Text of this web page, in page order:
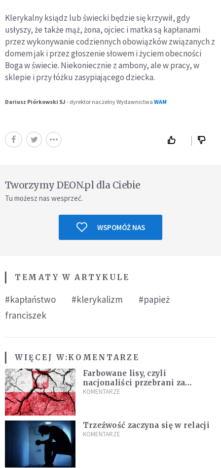
Klerykalny ksiądz lub świecki będzie się krzywił, gdy
usłyszy, że także mąż, żona, ojciec i matka są kapłanami
przez wykonywanie codziennych obowiązków związanych z
domem jak i przez głoszenie słowem i życiem obecności
Boga w świecie. Niekoniecznie z ambony, ale w pracy, w
sklepie i przy łóżku zasypiającego dziecka.
Dariusz Piórkowski SJ - dyrektor naczelny Wydawnictwa WAM
Tworzymy DEON.pl dla Ciebie
Tu możesz nas wesprzeć.
WSPOMÓŻ NAS
TEMATY W ARTYKULE
#kapłaństwo #klerykalizm
#papież
franciszek
WIĘCEJ W:KOMENTARZE
Farbowane lisy, czyli
nacjonaliści przebrani za
chrześcijan
KOMENTARZE
Trzeźwość zaczyna się w relacji
KOMENTARZE